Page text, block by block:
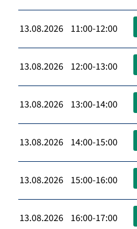
13.08.2026 11:00-12:00
13.08.2026 12:00-13:00
13.08.2026 13:00-14:00
13.08.2026 14:00-15:00
13.08.2026 15:00-16:00
13.08.2026 16:00-17:00